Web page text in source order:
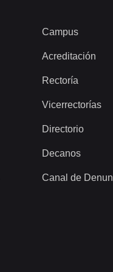
Campus
Acreditación
Rectoría
Vicerrectorías
Directorio
Decanos
Canal de